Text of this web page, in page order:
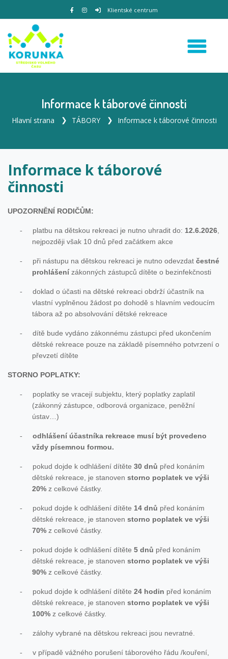
Klientské centrum
Informace k táborové činnosti
Hlavní strana TÁBORY Informace k táborové činnosti
Informace k táborové
činnosti
UPOZORNĚNÍ RODIČŮM:
- platbu na dětskou rekreaci je nutno uhradit do: 12.6.2026,
nejpozději však 10 dnů před začátkem akce
- při nástupu na dětskou rekreaci je nutno odevzdat čestné
prohlášení zákonných zástupců dítěte o bezinfekčnosti
-
doklad o účasti na dětské rekreaci obdrží účastník na
vlastní vyplněnou žádost po dohodě s hlavním vedoucím
tábora až po absolvování dětské rekreace
-
dítě bude vydáno zákonnému zástupci před ukončením
dětské rekreace pouze na základě písemného potvrzení o
převzetí dítěte
STORNO POPLATKY:
-
poplatky se vracejí subjektu, který poplatky zaplatil
(zákonný zástupce, odborová organizace, peněžní
ústav…)
-
odhlášení účastníka rekreace musí být provedeno
vždy písemnou formou.
- pokud dojde k odhlášení dítěte 30 dnů před konáním
dětské rekreace, je stanoven storno poplatek ve výši
20% z celkové částky.
- pokud dojde k odhlášení dítěte 14 dnů před konáním
dětské rekreace, je stanoven storno poplatek ve výši
70% z celkové částky.
- pokud dojde k odhlášení dítěte 5 dnů před konáním
dětské rekreace, je stanoven storno poplatek ve výši
90% z celkové částky.
- pokud dojde k odhlášení dítěte 24 hodin před konáním
dětské rekreace, je stanoven storno poplatek ve výši
100% z celkové částky.
- zálohy vybrané na dětskou rekreaci jsou nevratné.
-
v případě vážného porušení táborového řádu /kouření,